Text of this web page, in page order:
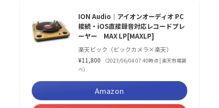
ION Audio｜アイオンオーディオ PC
接続・iOS直接録音対応レコードプレ
ーヤー MAX LP[MAXLP]
楽天ビック（ビックカメラ×楽天）
¥11,800
（2023/06/04 07:40時点 | 楽天市場調
べ）
Amazon